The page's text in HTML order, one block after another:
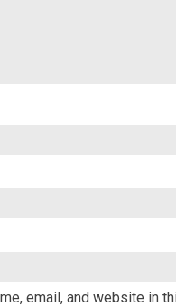
email, and website in